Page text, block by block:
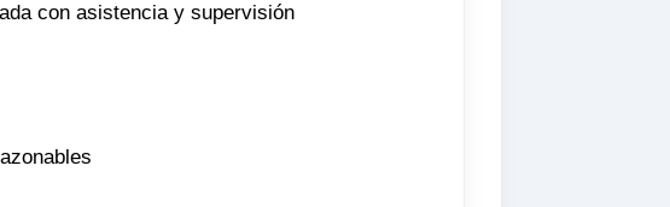
con asistencia y supervisión